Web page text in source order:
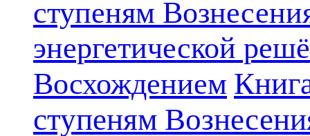
ступеням
энергетической
Восхождением
ступеням